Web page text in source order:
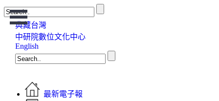
Open
Menu
典藏台灣
中研院數位文化中心
English
最新電子報